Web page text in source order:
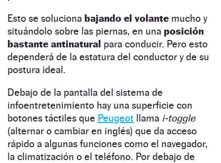
Esto se soluciona bajando el volante mucho y
situándolo sobre las piernas, en una posición
bastante antinatural para conducir. Pero esto
dependerá de la estatura del conductor y de su
postura ideal.
Debajo de la pantalla del sistema de
infoentretenimiento hay una superficie con
botones táctiles que Peugeot llama i-toggle
(alternar o cambiar en inglés) que da acceso
rápido a algunas funciones como el navegador,
la climatización o el teléfono. Por debajo de